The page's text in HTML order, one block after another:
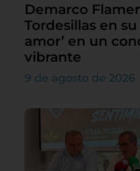
Demarco
Tordesillas en
amor’ en un
vibrante
9 de agosto de 2026